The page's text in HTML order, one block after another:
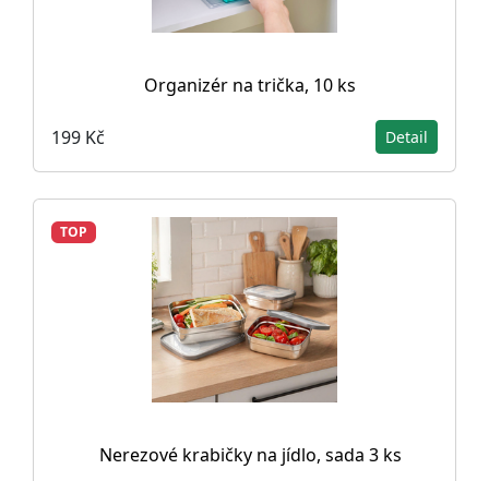
Organizér na trička, 10 ks
199 Kč Detail
TOP
Nerezové krabičky na jídlo, sada 3 ks